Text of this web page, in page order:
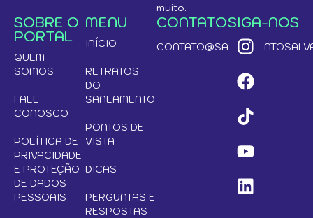
muito.
SOBRE O
PORTAL
QUEM
SOMOS
FALE
CONOSCO
POLÍTICA DE
PRIVACIDADE
E PROTEÇÃO
DE DADOS
PESSOAIS
MENU
INÍCIO
RETRATOS
DO
SANEAMENTO
PONTOS DE
VISTA
DICAS
PERGUNTAS E
RESPOSTAS
CONTATOSIGA-NOS